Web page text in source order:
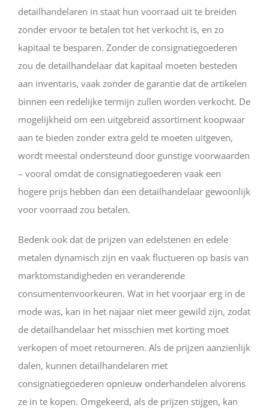
detailhandelaren in staat hun voorraad uit te breiden
zonder ervoor te betalen tot het verkocht is, en zo
kapitaal te besparen. Zonder de consignatiegoederen
zou de detailhandelaar dat kapitaal moeten besteden
aan inventaris, vaak zonder de garantie dat de artikelen
binnen een redelijke termijn zullen worden verkocht. De
mogelijkheid om een uitgebreid assortiment koopwaar
aan te bieden zonder extra geld te moeten uitgeven,
wordt meestal ondersteund door gunstige voorwaarden
– vooral omdat de consignatiegoederen vaak een
hogere prijs hebben dan een detailhandelaar gewoonlijk
voor voorraad zou betalen.
Bedenk ook dat de prijzen van edelstenen en edele
metalen dynamisch zijn en vaak fluctueren op basis van
marktomstandigheden en veranderende
consumentenvoorkeuren. Wat in het voorjaar erg in de
mode was, kan in het najaar niet meer gewild zijn, zodat
de detailhandelaar het misschien met korting moet
verkopen of moet retourneren. Als de prijzen aanzienlijk
dalen, kunnen detailhandelaren met
consignatiegoederen opnieuw onderhandelen alvorens
ze in te kopen. Omgekeerd, als de prijzen stijgen, kan